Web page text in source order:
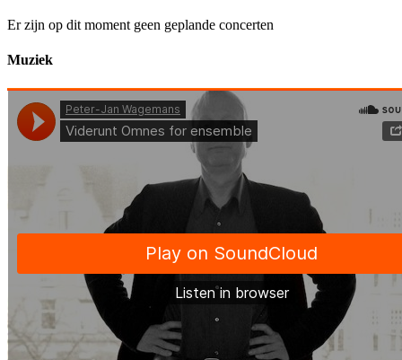
Er zijn op dit moment geen geplande concerten
Muziek